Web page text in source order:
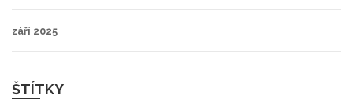
září 2025
ŠTÍTKY